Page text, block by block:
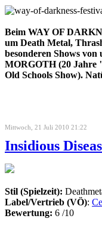
Beim WAY OF
um Death Metal,
besonderen Shows
MORGOTH (20 Jahre
Old Schools Show).
Mittwoch, 21 Juli 2010 21:22
Insidious
Stil (Spielzeit):
Label/Vertrieb (VÖ):
Bewertung: 6 /10